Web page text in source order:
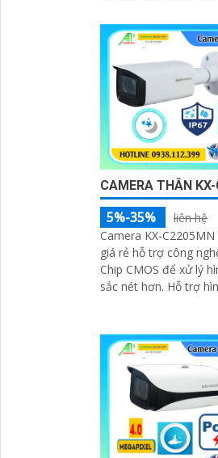
CAMERA THÂN
5%-35%
liên hệ
Camera KX-
giá rẻ hỗ trợ công
Chip CMOS để xử lý
sắc nét hơn. Hỗ trợ hình ảnh ban đêm